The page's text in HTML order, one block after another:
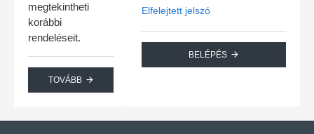
megtekintheti
korábbi
rendeléseit.
TOVÁBB
Elfelejtett jelszó
BELÉPÉS